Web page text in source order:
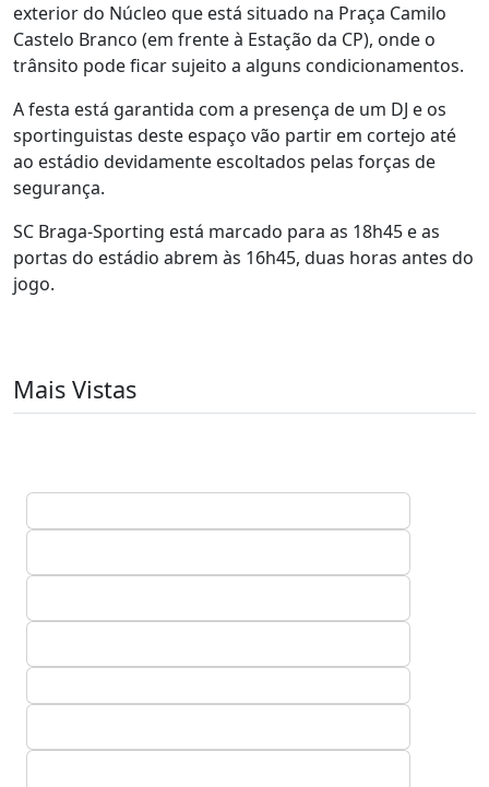
exterior do Núcleo que está situado na Praça Camilo
Castelo Branco (em frente à Estação da CP), onde o
trânsito pode ficar sujeito a alguns condicionamentos.
A festa está garantida com a presença de um DJ e os
sportinguistas deste espaço vão partir em cortejo até
ao estádio devidamente escoltados pelas forças de
segurança.
SC Braga-Sporting está marcado para as 18h45 e as
portas do estádio abrem às 16h45, duas horas antes do
jogo.
Mais Vistas